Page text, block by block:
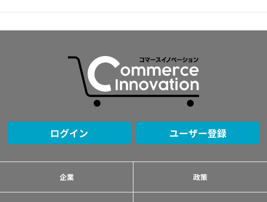
ログイン ユーザー登録
企業 政策